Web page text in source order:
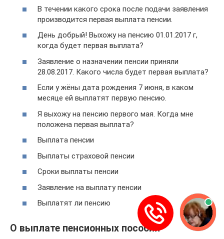
В течении какого срока после подачи заявления
производится первая выплата пенсии.
День добрый! Выхожу на пенсию 01.01.2017 г,
когда будет первая выплата?
Заявление о назначении пенсии приняли
28.08.2017. Какого числа будет первая выплата?
Если у жёны дата рождения 7 июня, в каком
месяце ей выплатят первую пенсию.
Я выхожу на пенсию первого мая. Когда мне
положена первая выплата?
Выплата пенсии
Выплаты страховой пенсии
Сроки выплаты пенсии
Заявление на выплату пенсии
Выплатят ли пенсию
О выплате пенсионных пособий